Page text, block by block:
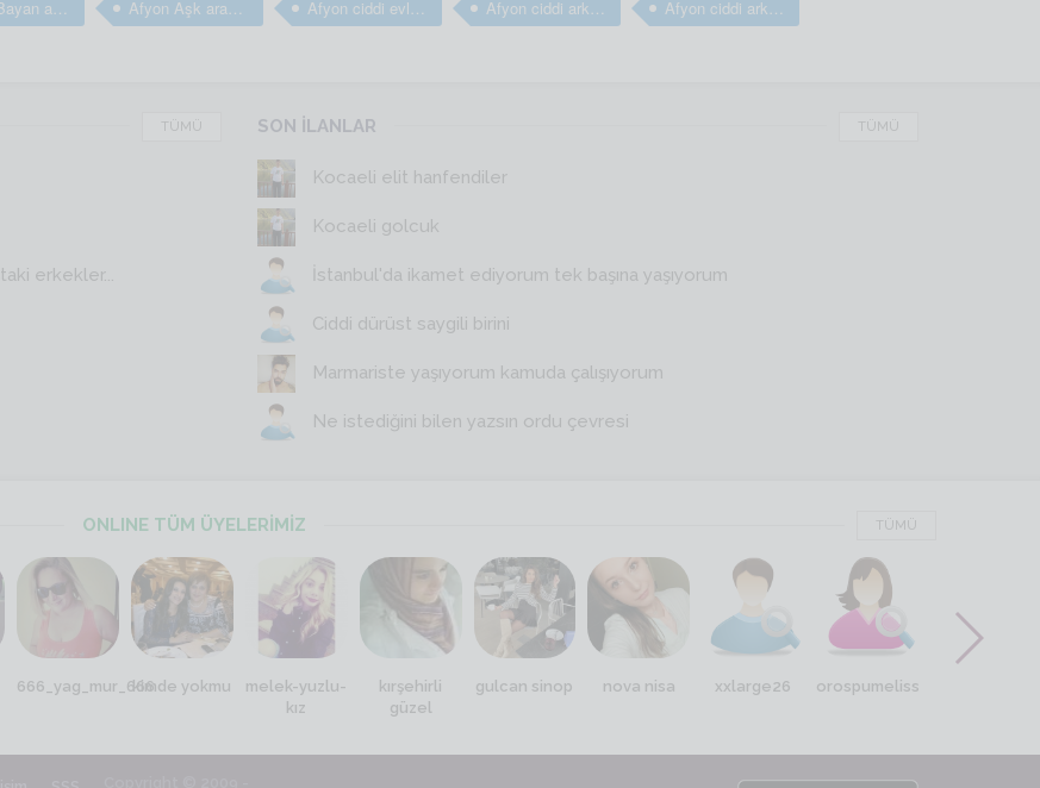
Afyon Bayan arkadaş bulma sitesi Afyon Aşk arayan bayanlar Afyon ciddi evlilik arayan bayanlar Afyon ciddi arkadaş arayan bayanlar Afyon ciddi arkadaşlık sitesi
TÜMÜ
erkekler...
SON İLANLAR TÜMÜ
Kocaeli elit hanfendiler
Kocaeli golcuk
İstanbul'da ikamet ediyorum tek başına yaşıyorum
Ciddi dürüst saygili birini
Marmariste yaşıyorum kamuda çalışıyorum
Ne istediğini bilen yazsın ordu çevresi
ONLINE TÜM ÜYELERİMİZ TÜMÜ
666_yag_mur_666kimde yokmu
melek-yuzlu-
kız
kırşehirli
güzel
gulcan sinop nova nisa xxlarge26 orospumeliss